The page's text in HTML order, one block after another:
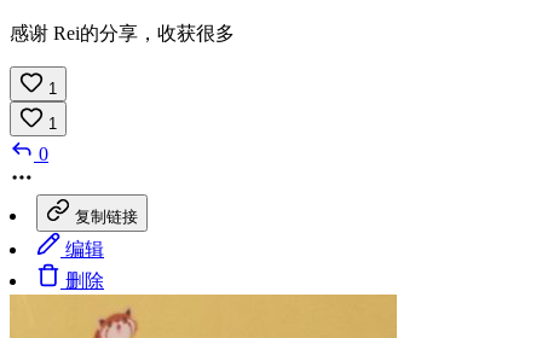
感谢 Rei的分享，收获很多
1
1
0
复制链接
编辑
删除